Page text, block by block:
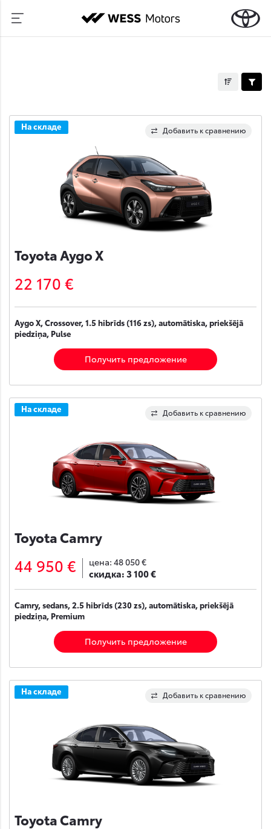
Добавить к сравнению
На складе
Toyota Aygo X
22 170 €
Aygo X, Crossover, 1.5 hibrīds (116 zs), automātiska, priekšējā
piedziņa, Pulse
Получить предложение
Добавить к сравнению
На складе
Toyota Camry
44 950 € цена: 48 050 €
скидка:3 100 €
Camry, sedans, 2.5 hibrīds (230 zs), automātiska, priekšējā
piedziņa, Premium
Получить предложение
Добавить к сравнению
На складе
Toyota Camry